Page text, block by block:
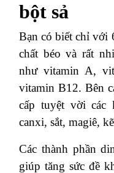
bột sả
Bạn có biết chỉ với
chất béo và rất
như vitamin A,
vitamin B12. Bên
cấp tuyệt vời các
canxi, sắt, magiê,
Các thành phần
giúp tăng sức đề